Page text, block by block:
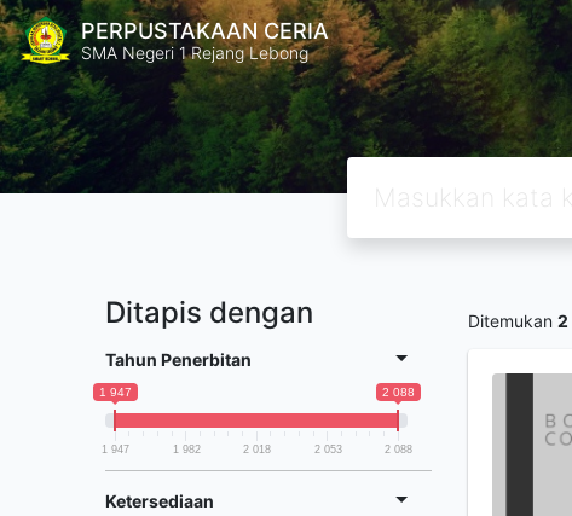
PERPUSTAKAAN CERIA
SMA Negeri 1 Rejang Lebong
Ditapis dengan
Tahun Penerbitan
1 947 2 088
1 947 1 982 2 018 2 053 2 088
Ketersediaan
Ditemukan 2